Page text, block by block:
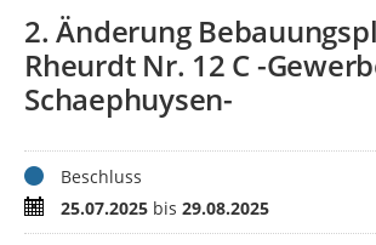
2. Änderung
Rheurdt Nr. 12 C -
Schaephuysen-
StatusBeschluss
Zeitraum25.07.2025 bis 29.08.2025